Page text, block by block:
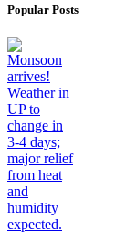
Popular Posts